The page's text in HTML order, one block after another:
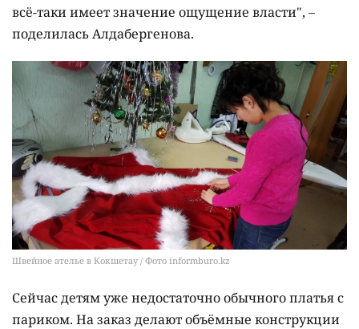
всё-таки имеет значение ощущение власти", –
поделилась Алдабергенова.
Швейное ателье в Кокшетау / Фото informburo.kz
Сейчас детям уже недостаточно обычного платья с
париком. На заказ делают объёмные конструкции